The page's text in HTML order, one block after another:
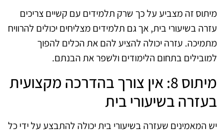
מיתוס זה מצביע על כך שרק תלמידים עם קשיים צריכים
עזרה בשיעורי בית, אך גם תלמידים מצליחים יכולים להרוויח
מתמיכה. עזרה יכולה להציע להם את הכלים להפוך
למובילים בתחום הלימודים ולשפר את הבנתם.
מיתוס 8: אין צורך בהדרכה מקצועית
בעזרה בשיעורי בית
יש המאמינים שעזרה בשיעורי בית יכולה להתבצע על ידי כל